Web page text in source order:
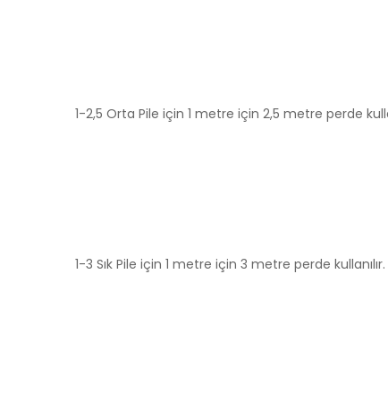
1-2,5 Orta Pile için 1 metre için 2,5 metre perde
1-3 Sık Pile için 1 metre için 3 metre perde kullanılır.